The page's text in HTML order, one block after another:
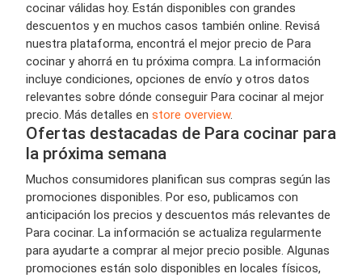
cocinar válidas hoy. Están disponibles con grandes
descuentos y en muchos casos también online. Revisá
nuestra plataforma, encontrá el mejor precio de Para
cocinar y ahorrá en tu próxima compra. La información
incluye condiciones, opciones de envío y otros datos
relevantes sobre dónde conseguir Para cocinar al mejor
precio. Más detalles en store overview.
Ofertas destacadas de Para cocinar para
la próxima semana
Muchos consumidores planifican sus compras según las
promociones disponibles. Por eso, publicamos con
anticipación los precios y descuentos más relevantes de
Para cocinar. La información se actualiza regularmente
para ayudarte a comprar al mejor precio posible. Algunas
promociones están solo disponibles en locales físicos,